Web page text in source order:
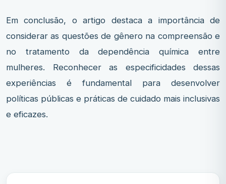
Em conclusão, o artigo destaca a importância de
considerar as questões de gênero na compreensão e
no tratamento da dependência química entre
mulheres. Reconhecer as especificidades dessas
experiências é fundamental para desenvolver
políticas públicas e práticas de cuidado mais inclusivas
e eficazes.